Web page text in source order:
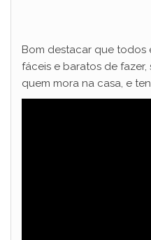
Bom destacar que todos
fáceis e baratos de
quem mora na casa, e